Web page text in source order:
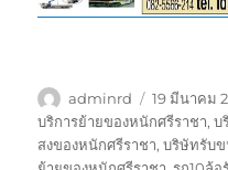
ผู้
เขียน
adminrd
เขียน
เมื่อ
19 มีนาคม
บริการย้ายของหนักศรีราชา,บ
สงของหนักศรีราชา,บริษัทรับข